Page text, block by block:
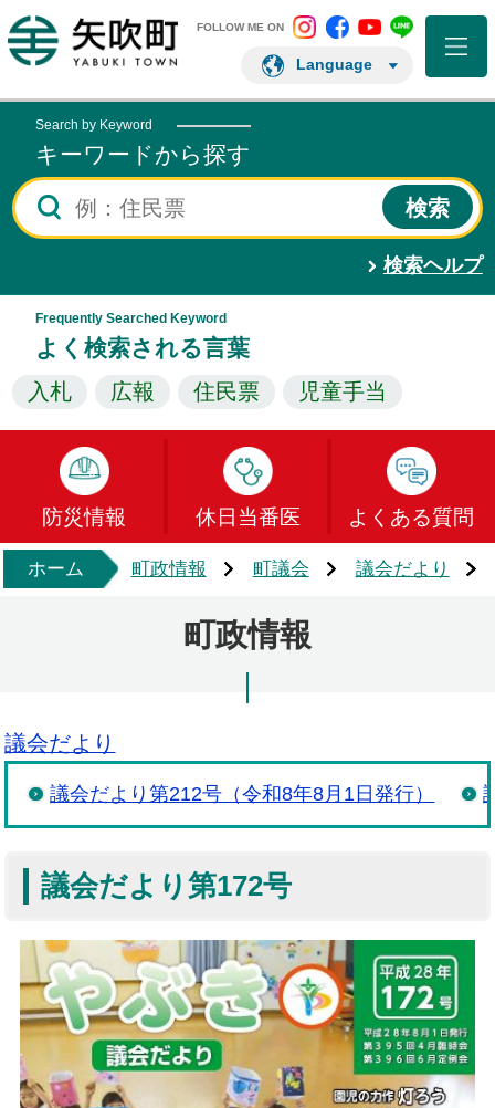
矢吹町ホームページ
FOLLOW ME ON 矢吹町 Instagram
矢吹町矢吹町矢吹町
Language
Search by Keyword
キーワードから探す
検索ヘルプ
Frequently Searched Keyword
よく検索される言葉
入札 広報 住民票 児童手当
防災情報 休日当番医 よくある質問
ホーム 町政情報 町議会 議会だより
町政情報
議会だより
議会だより第212号（令和8年8月1日発行）
議会だより第172号